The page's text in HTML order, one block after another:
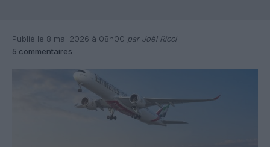
Publié le 8 mai 2026 à 08h00 par Joël Ricci
5 commentaires